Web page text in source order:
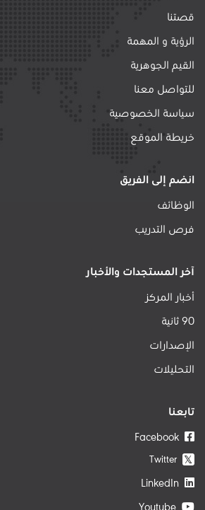
قصتنا
الرؤية و المهمة
القيم الجوهرية
للتواصل معنا
سياسة الخصوصية
خريطة الموقع
انضم إلى الفريق
الوظائف
فرص التدريب
آخر المستجدات والأخبار
أخبار المركز
90 ثانية
الإصدارات
التحليلات
تابعنا
𝕏
Twitter